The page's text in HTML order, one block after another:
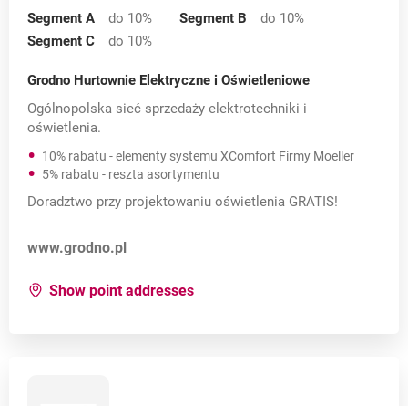
Segment A do 10% Segment B do 10%
Segment C
do 10%
Grodno Hurtownie Elektryczne i Oświetleniowe
Ogólnopolska sieć sprzedaży elektrotechniki i
oświetlenia.
10% rabatu - elementy systemu XComfort Firmy Moeller
5% rabatu - reszta asortymentu
Doradztwo przy projektowaniu oświetlenia GRATIS!
Opens in a new card
www.grodno.pl
Show point addressesfor: